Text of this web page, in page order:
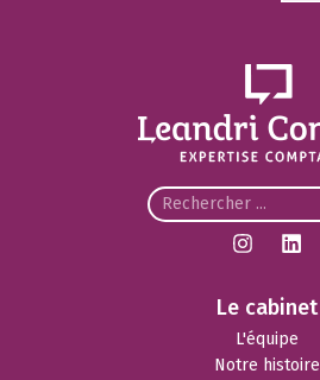
Le cabinet
L'équipe
Notre histoire